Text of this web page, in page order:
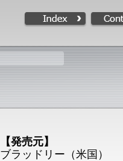
【発売元】
ラッドリー（米国）